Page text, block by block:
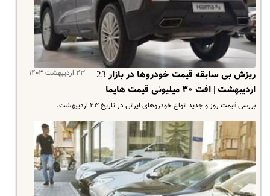
۲۳ اردیبهشت ۱۴۰۳
ریزش بی سابقه قیمت خودروها در بازار 23
اردیبهشت | افت ۳۰ میلیونی قیمت هایما
بررسی قیمت روز و جدید انواع خودروهای ایرانی در تاریخ ۲۳ اردیبهشت.